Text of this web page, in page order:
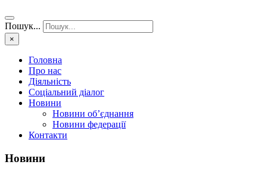
Пошук...
×
Головна
Про нас
Діяльність
Соціальний діалог
Новини
Новини об’єднання
Новини федерації
Контакти
Новини